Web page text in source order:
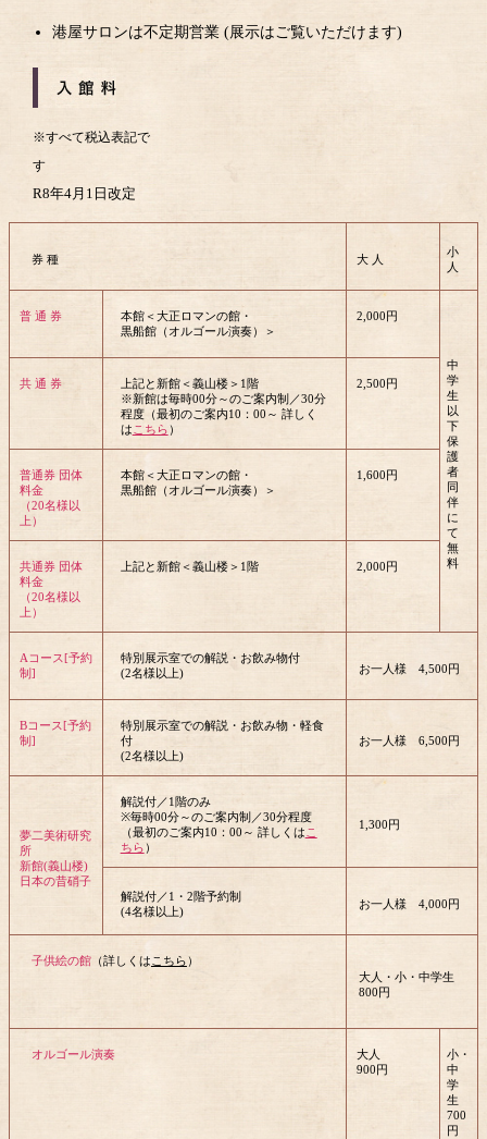
港屋サロンは不定期営業 (展示はご覧いただけます)
※すべて税込表記で
R8年4月1日改定
券 種 大 人
小
人
普 通 券
本館＜大正ロマンの館・
黒船館（オルゴール演奏）＞
2,000円
中
学
生
以
下
保
護
者
同
伴
に
て
無
料
共 通 券
上記と新館＜義山楼＞1階
※新館は毎時00分～のご案内制／30分
程度（最初のご案内10：00～ 詳しく
は こちら）
2,500円
普通券 団体
料金
（20名様以
上）
本館＜大正ロマンの館・
黒船館（オルゴール演奏）＞
1,600円
共通券 団体
料金
（20名様以
上）
上記と新館＜義山楼＞1階 2,000円
Aコース[予約
制]
特別展示室での解説・お飲み物付
(2名様以上)
お一人様 4,500円
Bコース[予約
制]
特別展示室での解説・お飲み物・軽食
付
(2名様以上)
お一人様 6,500円
夢二美術研究
所
新館(義山楼)
日本の昔硝子
解説付／1階のみ
※毎時00分～のご案内制／30分程度
（最初のご案内10：00～ 詳しくは こ
ちら）
1,300円
解説付／1・2階予約制
(4名様以上)
お一人様 4,000円
子供絵の館（詳しくは こちら）
大人・小・中学生
800円
オルゴール演奏
大人
900円
小・
中
学
生
700
円